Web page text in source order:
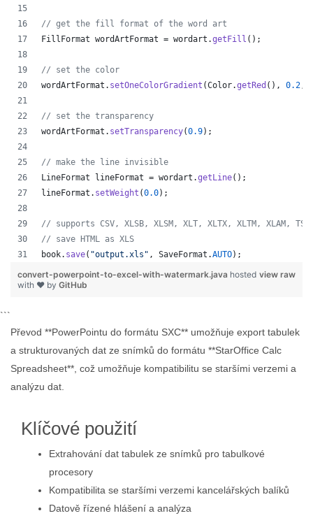
// get the fill format of the word art
FillFormat wordArtFormat = wordart .getFill ();
// set the color
wordArtFormat . setOneColorGradient (Color.getRed (), 0.2,
// set the transparency
wordArtFormat . setTransparency(0.9);
// make the line invisible
LineFormat
lineFormat = wordart .getLine();
lineFormat . setWeight (0.0);
// supports CSV, XLSB, XLSM, XLT, XLTX, XLTM, XLAM,
// save HTML as XLS
book. save( "output.xls" , SaveFormat .AUTO);
view raw
convert-powerpoint-to-excel-with-watermark.java hosted
with ❤ by GitHub
```
Převod **PowerPointu do formátu SXC** umožňuje export tabulek
a strukturovaných dat ze snímků do formátu **StarOffice Calc
Spreadsheet**, což umožňuje kompatibilitu se staršími verzemi a
analýzu dat.
Klíčové použití
Extrahování dat tabulek ze snímků pro tabulkové
procesory
Kompatibilita se staršími verzemi kancelářských balíků
Datově řízené hlášení a analýza